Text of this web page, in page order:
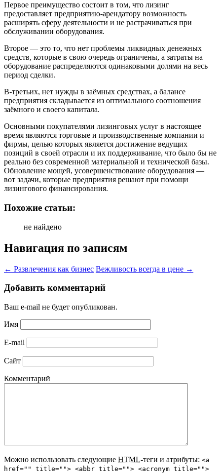
Первое преимущество состоит в том, что лизинг
предоставляет предприятию-арендатору возможность
расширять сферу деятельности и не растрачиваться при
обслуживании оборудования.
Второе — это то, что нет проблемы ликвидных денежных
средств, которые в свою очередь ограничены, а затраты на
оборудование распределяются одинаковыми долями на весь
период сделки.
В-третьих, нет нужды в заёмных средствах, а балансе
предприятия складывается из оптимального соотношения
заёмного и своего капитала.
Основными покупателями лизинговых услуг в настоящее
время являются торговые и производственные компании и
фирмы, целью которых является достижение ведущих
позиций в своей отрасли и их поддерживание, что было бы не
реально без современной материальной и технической базы.
Обновление мощей, усовершенствование оборудования —
вот задачи, которые предприятия решают при помощи
лизингового финансирования.
Похожие статьи:
не найдено
Навигация по записям
← Развлечения как бизнес Вежливость всегда в цене →
Добавить комментарий
Ваш e-mail не будет опубликован.
Имя
E-mail
Сайт
Комментарий
Можно использовать следующие HTML-теги и атрибуты: <a
href="" title=""> <abbr title=""> <acronym title="">